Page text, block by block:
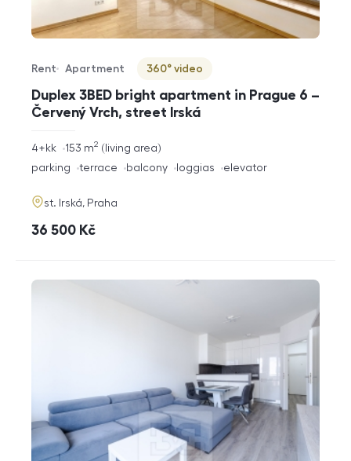
Duplex 3BED bright apartment in Prague 6 –
Červený Vrch, street Irská
Offer type
Rent
Property type
Apartment
Virtuální prohlídka
360° video
rozměry
disposition
4+kk living area
153 m2
funkce
parking terrace balcony loggias elevator
adresa
st. Irská, Praha
cena
36 500 Kč